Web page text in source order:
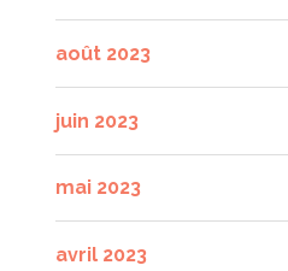
août 2023
juin 2023
mai 2023
avril 2023